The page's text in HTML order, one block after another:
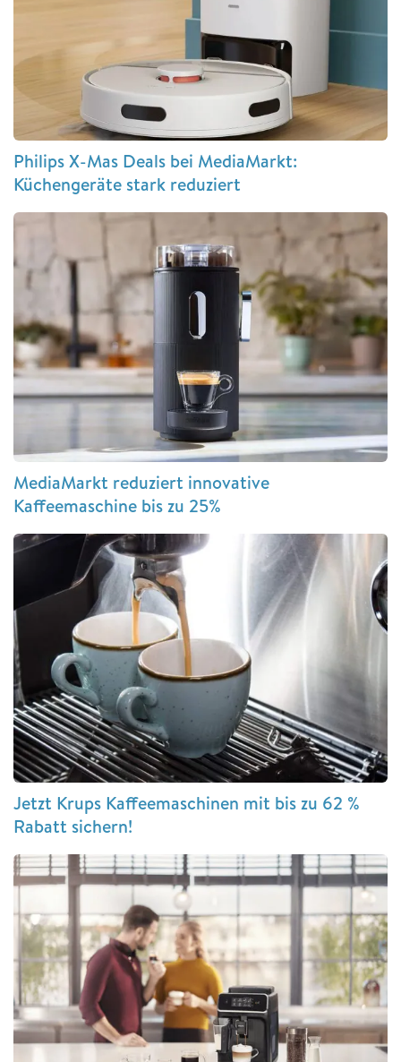
Philips X-Mas Deals bei MediaMarkt:
Küchengeräte stark reduziert
MediaMarkt reduziert innovative
Kaffeemaschine bis zu 25%
Jetzt Krups Kaffeemaschinen mit bis zu 62 %
Rabatt sichern!